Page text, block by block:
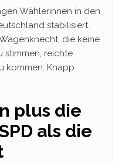
Wählerinnen in den
stabilisiert.
die keine
stimmen, reichte
kommen. Knapp
plus die
als die